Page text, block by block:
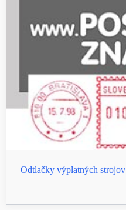
Odtlačky výplatných strojov